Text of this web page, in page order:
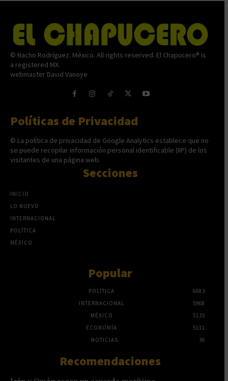
© Nacho Rodríguez. México. All rights reserved. El Chapucero® is
a registered MX.
webmaster David Vanoye
Políticas de Privacidad
© La política de privacidad de Google Analytics establece que no
se puede recopilar información personal identificable (IIP) de los
visitantes de una página web.
Secciones
INICIO
LO NUEVO
INTERNACIONAL
POLÍTICA
MÉXICO
Popular
POLÍTICA
6683
INTERNACIONAL
5968
MÉXICO
5135
ECONOMÍA
5111
NOTICIAS
36
Recomendaciones